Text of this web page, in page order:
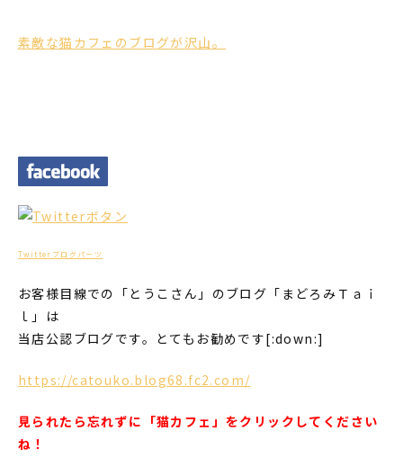
素敵な猫カフェのブログが沢山。
Twitterブログパーツ
お客様目線での「とうこさん」のブログ「まどろみＴａｉ
ｌ」は
当店公認ブログです。とてもお勧めです[:down:]
https://catouko.blog68.fc2.com/
見られたら忘れずに「猫カフェ」をクリックしてください
ね！